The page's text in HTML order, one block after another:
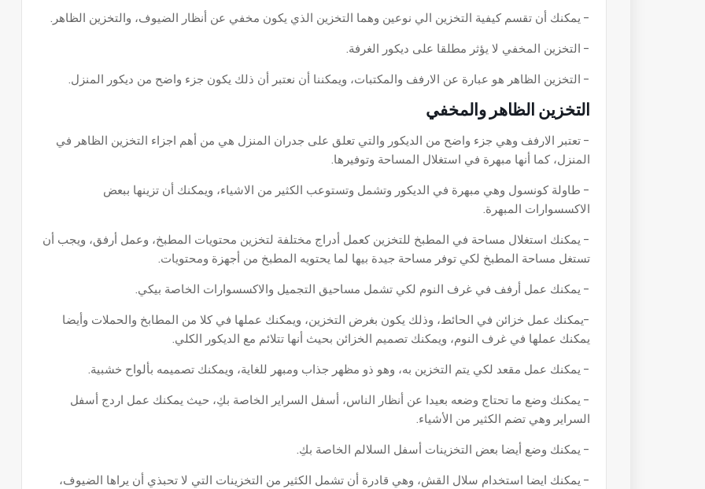
- يمكنك أن تقسم كيفية التخزين الي نوعين وهما التخزين الذي يكون مخفي عن أنظار الضيوف، والتخزين الظاهر.
- التخزين المخفي لا يؤثر مطلقا على ديكور الغرفة.
- التخزين الظاهر هو عبارة عن الارفف والمكتبات، ويمكننا أن نعتبر أن ذلك يكون جزء واضح من ديكور المنزل.
التخزين الظاهر والمخفي
- تعتبر الارفف وهي جزء واضح من الديكور والتي تعلق على جدران المنزل هي من أهم اجزاء التخزين الظاهر في
المنزل، كما أنها مبهرة في استغلال المساحة وتوفيرها.
- طاولة كونسول وهي مبهرة في الديكور وتشمل وتستوعب الكثير من الاشياء، ويمكنك أن تزينها ببعض
الاكسسوارات المبهرة.
- يمكنك استغلال مساحة في المطبخ للتخزين كعمل أدراج مختلفة لتخزين محتويات المطبخ، وعمل أرفق، ويجب أن
تستغل مساحة المطبخ لكي توفر مساحة جيدة بيها لما يحتويه المطبخ من أجهزة ومحتويات.
- يمكنك عمل أرفف في غرف النوم لكي تشمل مساحيق التجميل والاكسسوارات الخاصة بيكي.
-يمكنك عمل خزائن في الحائط، وذلك يكون بغرض التخزين، ويمكنك عملها في كلا من المطابخ والحملات وأيضا
يمكنك عملها في غرف النوم، ويمكنك تصميم الخزائن بحيث أنها تتلائم مع الديكور الكلي.
- يمكنك عمل مقعد لكي يتم التخزين به، وهو ذو مظهر جذاب ومبهر للغاية، ويمكنك تصميمه بألواح خشبية.
- يمكنك وضع ما تحتاج وضعه بعيدا عن أنظار الناس، أسفل السراير الخاصة بكِ، حيث يمكنك عمل اردج أسفل
السراير وهي تضم الكثير من الأشياء.
- يمكنك وضع أيضا بعض التخزينات أسفل السلالم الخاصة بكِ.
- يمكنك ايضا استخدام سلال القش، وهي قادرة أن تشمل الكثير من التخزينات التي لا تحبذي أن يراها الضيوف،